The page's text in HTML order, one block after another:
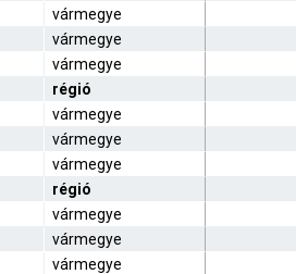
vármegye
vármegye
vármegye
régió
vármegye
vármegye
vármegye
régió
vármegye
vármegye
vármegye